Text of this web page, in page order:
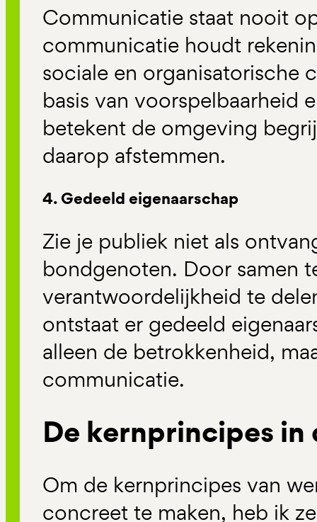
Communicatie staat nooit
communicatie houdt
sociale en organisatorische
basis van voorspelbaarheid
betekent de omgeving
daarop afstemmen.
4. Gedeeld eigenaarschap
Zie je publiek niet als
bondgenoten. Door samen
verantwoordelijkheid te
ontstaat er gedeeld
alleen de betrokkenheid,
communicatie.
De kernprincipes
Om de kernprincipes van
concreet te maken, heb ik